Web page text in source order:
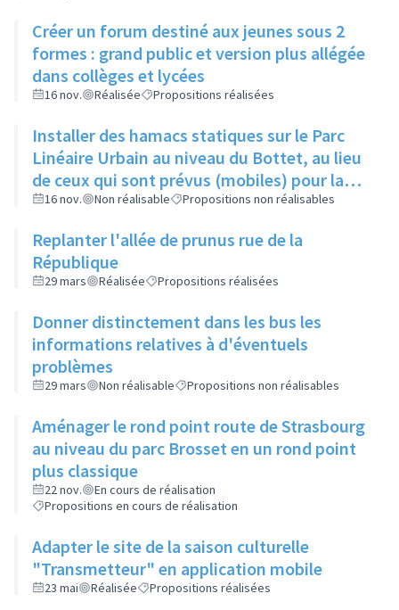
Créer un forum destiné aux jeunes sous 2
formes : grand public et version plus allégée
dans collèges et lycées
16 nov. Réalisée Propositions réalisées
Installer des hamacs statiques sur le Parc
Linéaire Urbain au niveau du Bottet, au lieu
de ceux qui sont prévus (mobiles) pour la
limiter la dangerosité
16 nov. Non réalisable Propositions non réalisables
Replanter l'allée de prunus rue de la
République
29 mars Réalisée Propositions réalisées
Donner distinctement dans les bus les
informations relatives à d'éventuels
problèmes
29 mars Non réalisable Propositions non réalisables
Aménager le rond point route de Strasbourg
au niveau du parc Brosset en un rond point
plus classique
22 nov.
En cours de réalisation
Propositions en cours de réalisation
Adapter le site de la saison culturelle
"Transmetteur" en application mobile
23 mai Réalisée Propositions réalisées